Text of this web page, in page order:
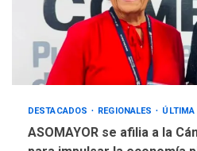
4
Alcaldía
con
OPINIÓN
Manuel
DESTACADOS REGIONALES ÚLTIMA
ASOMAYOR se afilia a la